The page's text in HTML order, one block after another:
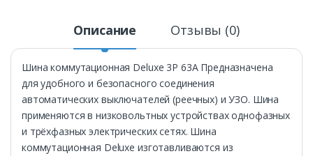
Описание Отзывы (0)
Шина коммутационная Deluxe 3Р 63А Предназначена
для удобного и безопасного соединения
автоматических выключателей (реечных) и УЗО. Шина
применяются в низковольтных устройствах однофазных
и трёхфазных электрических сетях. Шина
коммутационная Deluxe изготавливаются из